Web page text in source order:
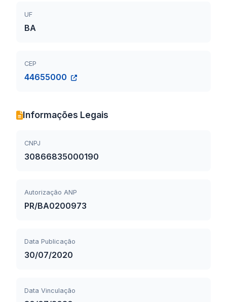
UF
BA
CEP
44655000
Informações Legais
CNPJ
30866835000190
Autorização ANP
PR/BA0200973
Data Publicação
30/07/2020
Data Vinculação